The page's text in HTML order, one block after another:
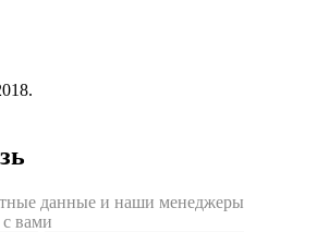
данные и наши менеджеры
с вами